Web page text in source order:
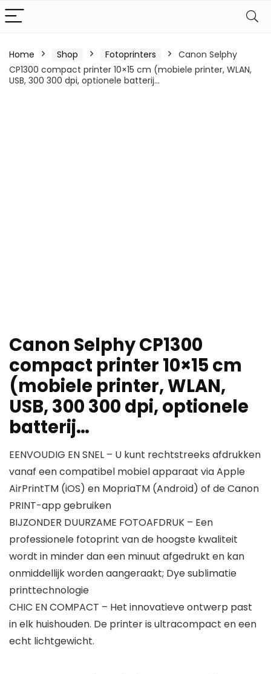
Home Shop Fotoprinters
Canon Selphy
CP1300 compact printer 10×15 cm (mobiele printer, WLAN,
USB, 300 300 dpi, optionele batterij…
Canon Selphy CP1300
compact printer 10×15 cm
(mobiele printer, WLAN,
USB, 300 300 dpi, optionele
batterij…
EENVOUDIG EN SNEL – U kunt rechtstreeks afdrukken
vanaf een compatibel mobiel apparaat via Apple
AirPrintTM (iOS) en MopriaTM (Android) of de Canon
PRINT-app gebruiken
BIJZONDER DUURZAME FOTOAFDRUK – Een
professionele fotoprint van de hoogste kwaliteit
wordt in minder dan een minuut afgedrukt en kan
onmiddellijk worden aangeraakt; Dye sublimatie
printtechnologie
CHIC EN COMPACT – Het innovatieve ontwerp past
in elk huishouden. De printer is ultracompact en een
echt lichtgewicht.